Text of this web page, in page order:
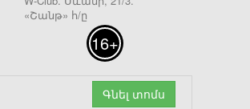
«Շանթ» հ/ը
16+
Գնել տոմս